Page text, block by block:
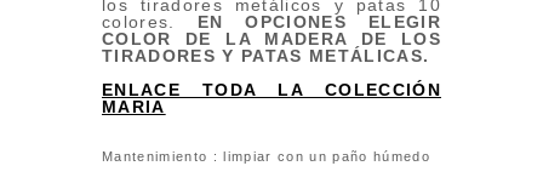
los tiradores metálicos y patas 10
colores. EN OPCIONES ELEGIR
COLOR DE LA MADERA DE LOS
TIRADORES Y PATAS METÁLICAS.
ENLACE TODA LA COLECCIÓN
MARIA
Mantenimiento : limpiar con un paño húmedo